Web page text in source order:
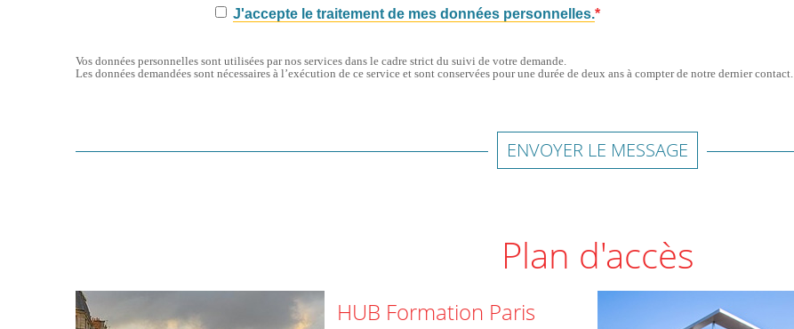
J'accepte le traitement de mes données personnelles.
Vos données personnelles sont utilisées par nos services dans le cadre strict du suivi de votre demande.
Les données demandées sont nécessaires à l’exécution de ce service et sont conservées pour une durée de deux ans à compter de notre dernier contact.
ENVOYER LE MESSAGE
Plan d'accès
HUB Formation Paris